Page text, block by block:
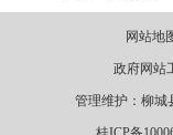
网站地
政府网站
管理维护：柳城